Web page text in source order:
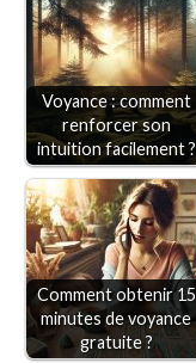
Voyance : comment
renforcer son
intuition facilement ?
Comment obtenir 15
minutes de voyance
gratuite ?